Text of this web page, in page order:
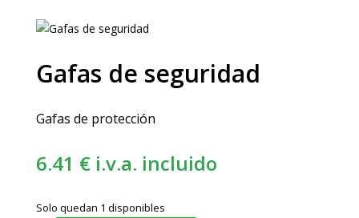
Gafas de seguridad
Gafas de protección
6.41 € i.v.a. incluido
Solo quedan 1 disponibles